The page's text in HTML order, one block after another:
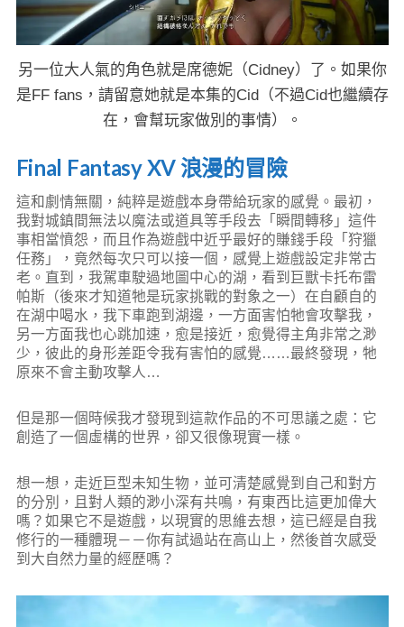
另一位大人氣的角色就是席德妮（Cidney）了。如果你
是FF fans，請留意她就是本集的Cid（不過Cid也繼續存
在，會幫玩家做別的事情）。
Final Fantasy XV 浪漫的冒險
這和劇情無關，純粹是遊戲本身帶給玩家的感覺。最初，
我對城鎮間無法以魔法或道具等手段去「瞬間轉移」這件
事相當憤怨，而且作為遊戲中近乎最好的賺錢手段「狩獵
任務」，竟然每次只可以接一個，感覺上遊戲設定非常古
老。直到，我駕車駛過地圖中心的湖，看到巨獸卡托布雷
帕斯（後來才知道牠是玩家挑戰的對象之一）在自顧自的
在湖中喝水，我下車跑到湖邊，一方面害怕牠會攻擊我，
另一方面我也心跳加速，愈是接近，愈覺得主角非常之渺
少，彼此的身形差距令我有害怕的感覺……最終發現，牠
原來不會主動攻擊人…
但是那一個時候我才發現到這款作品的不可思議之處：它
創造了一個虛構的世界，卻又很像現實一樣。
想一想，走近巨型未知生物，並可清楚感覺到自己和對方
的分別，且對人類的渺小深有共鳴，有東西比這更加偉大
嗎？如果它不是遊戲，以現實的思維去想，這已經是自我
修行的一種體現－－你有試過站在高山上，然後首次感受
到大自然力量的經歷嗎？